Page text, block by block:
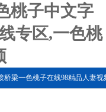
桃子中文字
专区,一色桃
梁一色桃子在线98精品人妻视频